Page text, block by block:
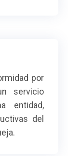
por
servicio
entidad,
del